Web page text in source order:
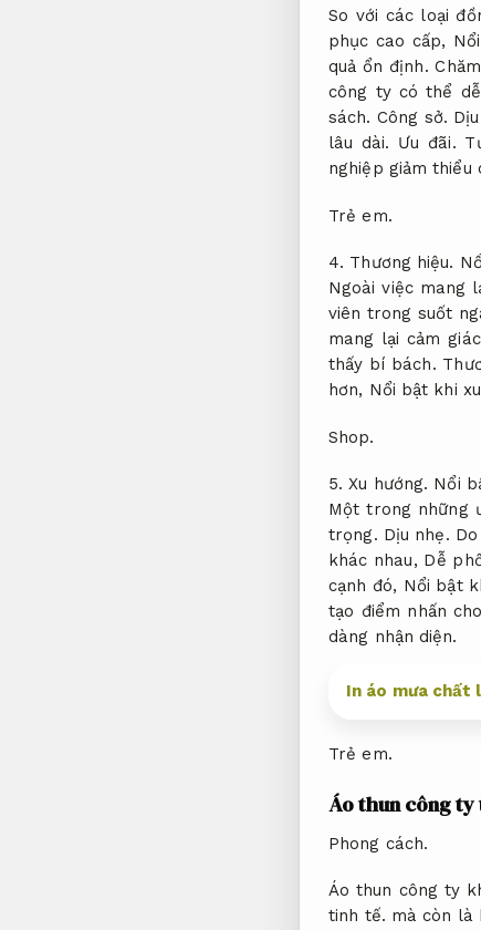
So với các loại
phục cao cấp,
quả ổn định.
công ty có thể
sách. Công sở.
lâu dài. Ưu đãi.
nghiệp giảm
Trẻ em.
4. Thương hiệu.
Ngoài việc mang
viên trong suốt
mang lại cảm
thấy bí bách.
hơn, Nổi bật khi
Shop.
5.Xu hướng. Nổi
Một trong những
trọng. Dịu nhẹ.
khác nhau, Dễ
cạnh đó, Nổi bật
tạo điểm nhấn
dàng nhận diện.
In áo mưa chất
Trẻ em.
Áo thun công
Phong cách.
Áo thun công ty
tinh tế. mà còn là